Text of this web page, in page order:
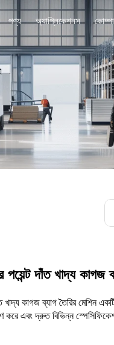
পণ্য অ্যাপ্লিকেশনস
দাঁত খাদ্য কাগজ
কাগজ ব্যাগ তৈরির মেশিন
এবং দ্রুত বিভিন্ন